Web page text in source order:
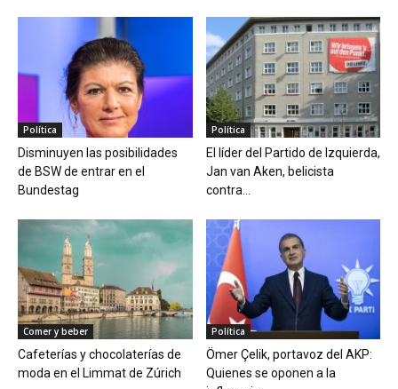
Política
Disminuyen las posibilidades
de BSW de entrar en el
Bundestag
Política
El líder del Partido de Izquierda,
Jan van Aken, belicista
contra...
Comer y beber
Cafeterías y chocolaterías de
moda en el Limmat de Zúrich
Política
Ömer Çelik, portavoz del AKP:
Quienes se oponen a la